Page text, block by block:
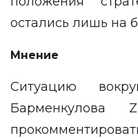
остались лишь на
Мнение
Ситуацию
Барменкулова